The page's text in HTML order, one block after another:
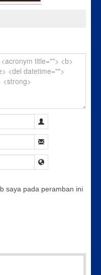
saya pada peramban ini